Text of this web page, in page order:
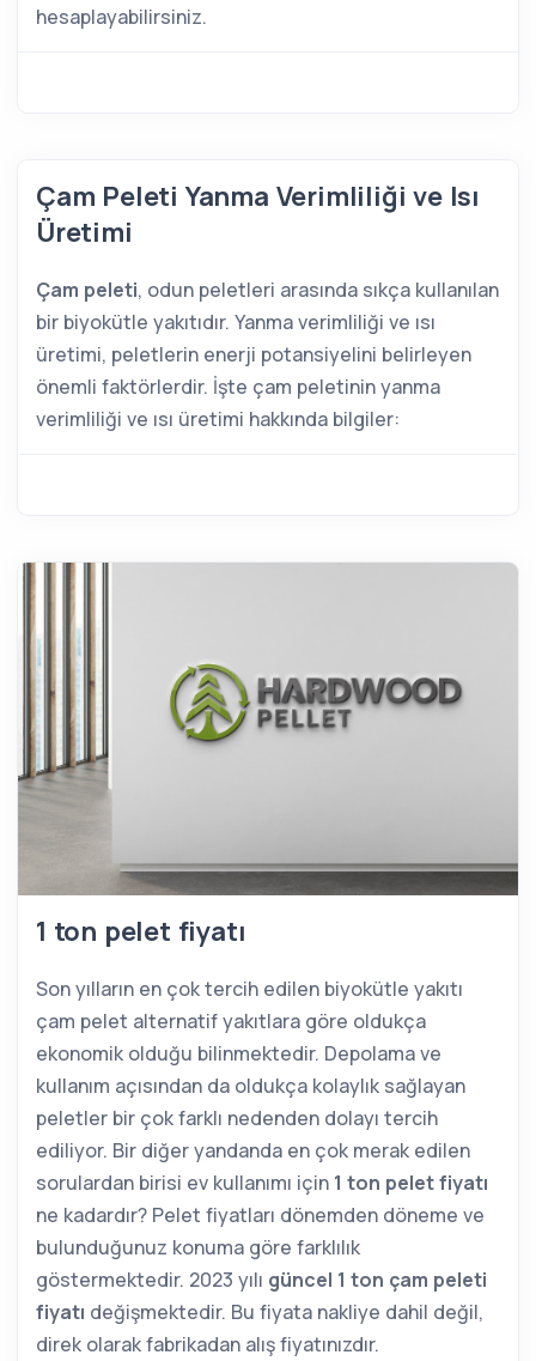
hesaplayabilirsiniz.
Çam Peleti Yanma Verimliliği ve Isı
Üretimi
Çam peleti, odun peletleri arasında sıkça kullanılan
bir biyokütle yakıtıdır. Yanma verimliliği ve ısı
üretimi, peletlerin enerji potansiyelini belirleyen
önemli faktörlerdir. İşte çam peletinin yanma
verimliliği ve ısı üretimi hakkında bilgiler:
1 ton pelet fiyatı
Son yılların en çok tercih edilen biyokütle yakıtı
çam pelet alternatif yakıtlara göre oldukça
ekonomik olduğu bilinmektedir. Depolama ve
kullanım açısından da oldukça kolaylık sağlayan
peletler bir çok farklı nedenden dolayı tercih
ediliyor. Bir diğer yandanda en çok merak edilen
sorulardan birisi ev kullanımı için 1 ton pelet fiyatı
ne kadardır? Pelet fiyatları dönemden döneme ve
bulunduğunuz konuma göre farklılık
göstermektedir. 2023 yılı güncel 1 ton çam peleti
fiyatı değişmektedir. Bu fiyata nakliye dahil değil,
direk olarak fabrikadan alış fiyatınızdır.